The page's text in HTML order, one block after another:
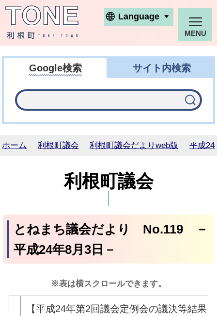
利根町ホームページ
Language
MENU
Google検索 サイト内検索
ホーム 利根町議会 利根町議会だよりweb版 平成24
利根町議会
とねまち議会だより No.119 －
平成24年8月3日－
※表は横スクロールできます。
【平成24年第2回議会定例会の議決等結果